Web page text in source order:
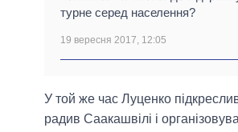
турне серед населення?
19 вересня 2017, 12:05
У той же час Луценко
радив Саакашвілі і